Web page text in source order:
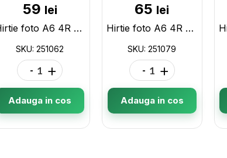
59 lei
Hirtie foto A6 4R 230gr 100file Glossy,ML42-19 251062
SKU: 251062
- +
Adauga in cos
65 lei
Hirtie foto A6 4R 260gr 100file Glossy,ML42-22 251079
SKU: 251079
- +
Adauga in cos